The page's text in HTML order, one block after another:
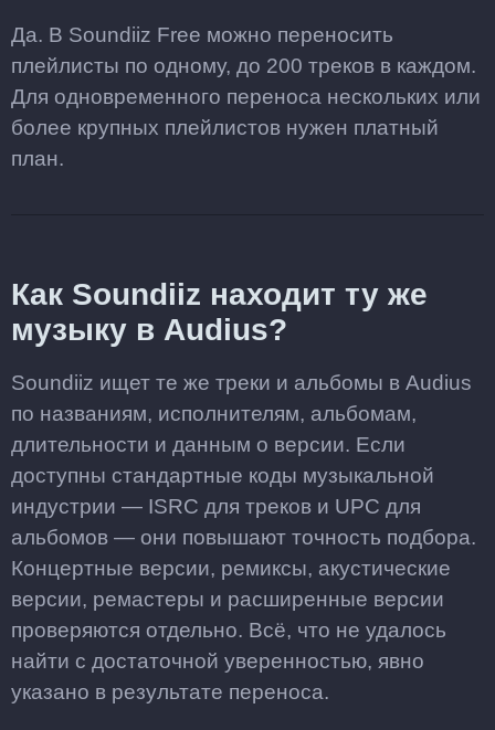
Да. В Soundiiz Free можно переносить
плейлисты по одному, до 200 треков в каждом.
Для одновременного переноса нескольких или
более крупных плейлистов нужен платный
план.
Как Soundiiz находит ту же
музыку в Audius?
Soundiiz ищет те же треки и альбомы в Audius
по названиям, исполнителям, альбомам,
длительности и данным о версии. Если
доступны стандартные коды музыкальной
индустрии — ISRC для треков и UPC для
альбомов — они повышают точность подбора.
Концертные версии, ремиксы, акустические
версии, ремастеры и расширенные версии
проверяются отдельно. Всё, что не удалось
найти с достаточной уверенностью, явно
указано в результате переноса.